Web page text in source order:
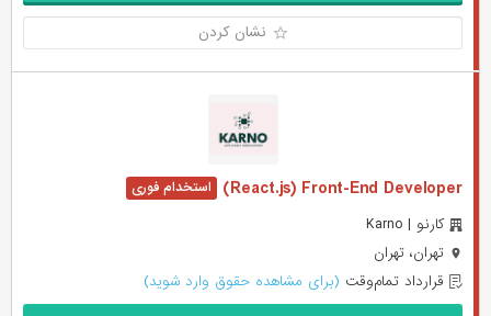
نشان کردن
React.js) Front-End Developer)
کارنو | Karno
تهران، تهران
قرارداد تمام‌وقت (برای مشاهده حقوق وارد شوید)